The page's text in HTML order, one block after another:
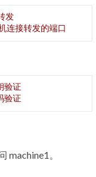
发
连接转发的端口
验证
验证
machine1。